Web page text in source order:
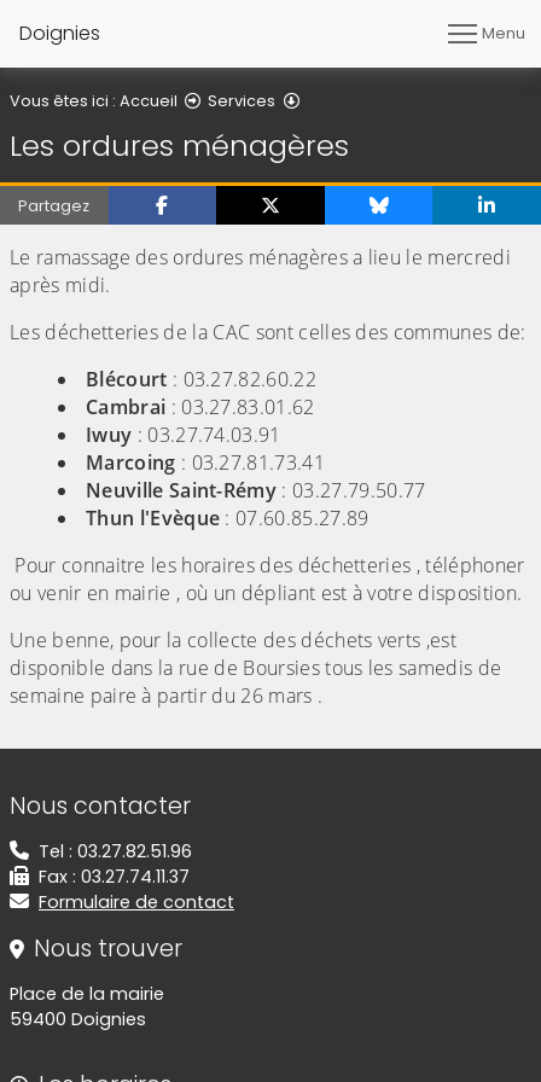
Doignies Menu
Vous êtes ici : Accueil Services
Les ordures ménagères
Partagez
Le ramassage des ordures ménagères a lieu le mercredi
après midi.
Les déchetteries de la CAC sont celles des communes de:
Blécourt : 03.27.82.60.22
Cambrai : 03.27.83.01.62
Iwuy : 03.27.74.03.91
Marcoing : 03.27.81.73.41
Neuville Saint-Rémy : 03.27.79.50.77
Thun l'Evèque : 07.60.85.27.89
Pour connaitre les horaires des déchetteries , téléphoner
ou venir en mairie , où un dépliant est à votre disposition.
Une benne, pour la collecte des déchets verts ,est
disponible dans la rue de Boursies tous les samedis de
semaine paire à partir du 26 mars .
Informations de contact
Nous contacter
Tel : 03.27.82.51.96
Fax : 03.27.74.11.37
Formulaire de contact
Nous trouver
Place de la mairie
59400 Doignies